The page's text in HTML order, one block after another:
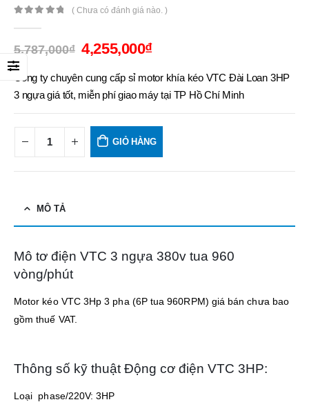
( Chưa có đánh giá nào. )
5,787,000₫ 4,255,000₫
Công ty chuyên cung cấp sỉ motor khía kéo VTC Đài Loan 3HP
3 ngựa giá tốt, miễn phí giao máy tại TP Hồ Chí Minh
GIỎ HÀNG
MÔ TẢ
Mô tơ điện VTC 3 ngựa 380v tua 960
vòng/phút
Motor kéo VTC 3Hp 3 pha (6P tua 960RPM) giá bán chưa bao
gồm thuế VAT.
Thông số kỹ thuật Động cơ điện VTC 3HP:
Loại phase/220V: 3HP